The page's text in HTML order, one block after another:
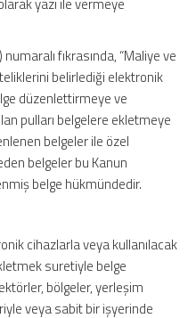
fıkrasında, “Maliye ve
belirlediği elektronik
düzenlettirmeye ve
pulları belgelere ekletmeye
belgeler ile özel
belgeler bu Kanun
belge hükmündedir.
cihazlarla veya kullanılacak
suretiyle belge
bölgeler, yerleşim
veya sabit bir işyerinde